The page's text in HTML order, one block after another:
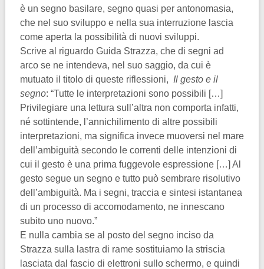
è un segno basilare, segno quasi per antonomasia,
che nel suo sviluppo e nella sua interruzione lascia
come aperta la possibilità di nuovi sviluppi.
Scrive al riguardo Guida Strazza, che di segni ad
arco se ne intendeva, nel suo saggio, da cui è
mutuato il titolo di queste riflessioni, Il gesto e il
segno: “Tutte le interpretazioni sono possibili […]
Privilegiare una lettura sull’altra non comporta infatti,
né sottintende, l’annichilimento di altre possibili
interpretazioni, ma significa invece muoversi nel mare
dell’ambiguità secondo le correnti delle intenzioni di
cui il gesto è una prima fuggevole espressione […] Al
gesto segue un segno e tutto può sembrare risolutivo
dell’ambiguità. Ma i segni, traccia e sintesi istantanea
di un processo di accomodamento, ne innescano
subito uno nuovo.”
E nulla cambia se al posto del segno inciso da
Strazza sulla lastra di rame sostituiamo la striscia
lasciata dal fascio di elettroni sullo schermo, e quindi